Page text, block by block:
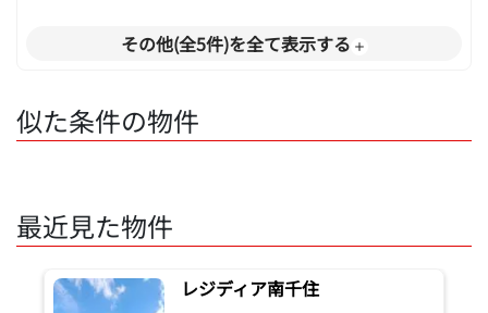
その他(全5件)を全て表示する
似た条件の物件
最近見た物件
レジディア南千住